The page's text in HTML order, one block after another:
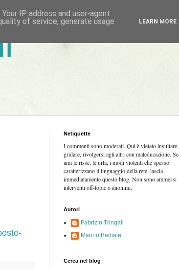
Netiquette
I commenti sono moderati. Qui è vietato insultare,
gridare, rivolgersi agli altri con maleducazione. Se
ami le risse, le urla, i modi violenti che spesso
caratterizzano il linguaggio della rete, lascia
immediatamente questo blog. Non sono ammessi
interventi off-topic o anonimi.
Autori
Fabrizio Tringali
Marino Badiale
Cerca nel blog
IP address and user-agent
of service, generate usage
LEARN MORE